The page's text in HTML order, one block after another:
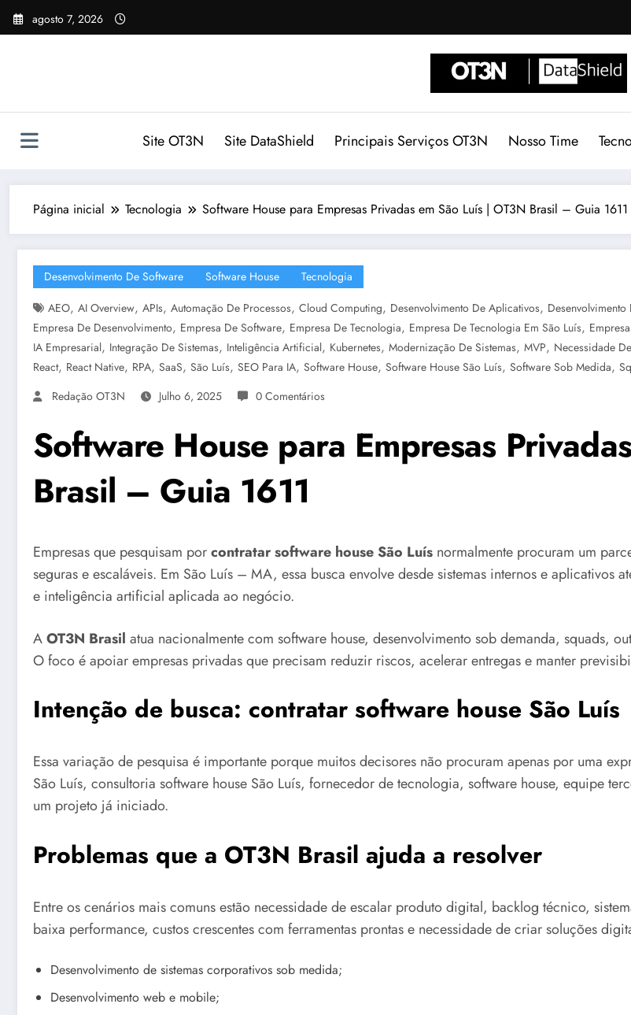
Pular
para
agosto 7, 2026
Site OT3N Site DataShield Principais Serviços OT3N Nosso Time
Página inicial Tecnologia Software House para Empresas Privadas em São Luís | OT3N Brasil – Guia 1611
Desenvolvimento De Software Software House
Tecnologia
AEO, AI Overview, APIs, Automação De Processos, Cloud Computing, Desenvolvimento De Aplicativos, Desenvolvimento
Empresa De Desenvolvimento, Empresa De Software, Empresa De Tecnologia, Empresa De Tecnologia Em São Luís,
IA Empresarial, Integração De Sistemas, Inteligência Artificial, Kubernetes, Modernização De Sistemas, MVP, Necessidade
React, React Native, RPA, SaaS, São Luís, SEO Para IA, Software House, Software House São Luís, Software Sob Medida,
Redação OT3N
Julho 6, 2025 0 Comentários
Software House para Empresas
Brasil – Guia 1611
Empresas que pesquisam porcontratar software house São Luís normalmente procuram um
seguras e escaláveis. Em São Luís – MA, essa busca envolve desde sistemas internos e aplicativos
e inteligência artificial aplicada ao negócio.
AOT3N Brasil atua nacionalmente com software house, desenvolvimento sob demanda, squads,
O foco é apoiar empresas privadas que precisam reduzir riscos, acelerar entregas e manter
Intenção de busca: contratar software house São Luís
Essa variação de pesquisa é importante porque muitos decisores não procuram apenas por uma
São Luís, consultoria software house São Luís, fornecedor de tecnologia, software house, equipe
um projeto já iniciado.
Problemas que a OT3N Brasil ajuda a resolver
Entre os cenários mais comuns estão necessidade de escalar produto digital, backlog técnico,
baixa performance, custos crescentes com ferramentas prontas e necessidade de criar soluções
Desenvolvimento de sistemas corporativos sob medida;
Desenvolvimento web e mobile;